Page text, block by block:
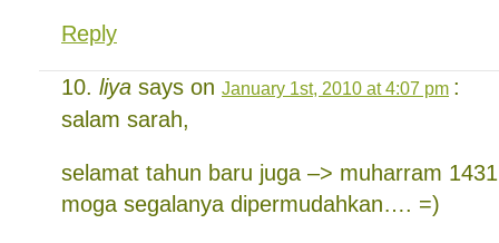
Reply
liya says on January 1st, 2010 at 4:07 pm :
salam sarah,
selamat tahun baru juga –> muharram
moga segalanya dipermudahkan…. =)